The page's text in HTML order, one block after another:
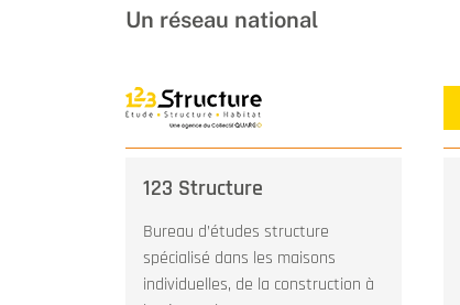
Un réseau national
123 Structure
Bureau d’études structure
spécialisé dans les maisons
individuelles, de la construction à